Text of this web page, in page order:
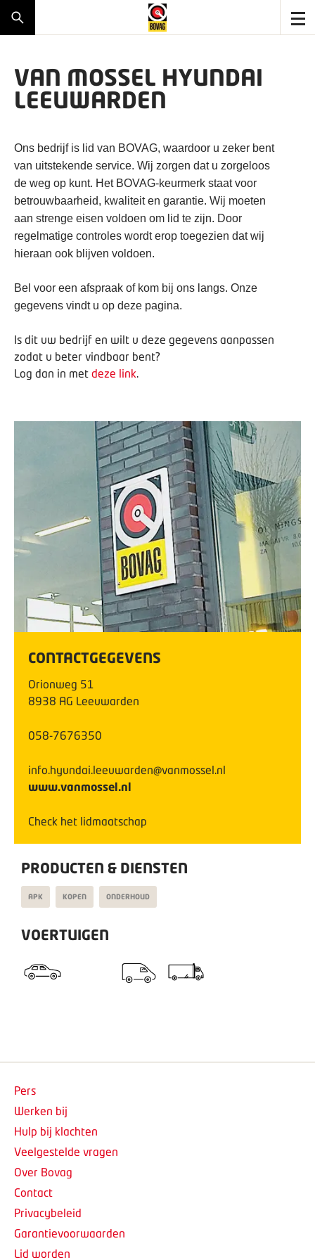
VAN MOSSEL HYUNDAI
LEEUWARDEN
Ons bedrijf is lid van BOVAG, waardoor u zeker bent
van uitstekende service. Wij zorgen dat u zorgeloos
de weg op kunt. Het BOVAG-keurmerk staat voor
betrouwbaarheid, kwaliteit en garantie. Wij moeten
aan strenge eisen voldoen om lid te zijn. Door
regelmatige controles wordt erop toegezien dat wij
hieraan ook blijven voldoen.
Bel voor een afspraak of kom bij ons langs. Onze
gegevens vindt u op deze pagina.
Is dit uw bedrijf en wilt u deze gegevens aanpassen
zodat u beter vindbaar bent?
Log dan in met deze link.
CONTACTGEGEVENS
Orionweg 51
8938 AG Leeuwarden
058-7676350
info.hyundai.leeuwarden@vanmossel.nl
www.vanmossel.nl
Check het lidmaatschap
PRODUCTEN & DIENSTEN
APK KOPEN ONDERHOUD
VOERTUIGEN
Pers
Werken bij
Hulp bij klachten
Veelgestelde vragen
Over Bovag
Contact
Privacybeleid
Garantievoorwaarden
Lid worden